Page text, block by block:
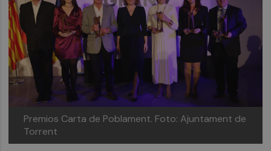
Premios Carta de Poblament. Foto: Ajuntament de
Torrent